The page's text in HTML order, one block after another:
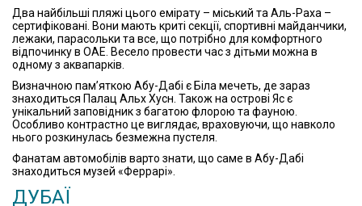
Два найбільші пляжі цього емірату – міський та Аль-Раха –
сертифіковані. Вони мають криті секції, спортивні майданчики,
лежаки, парасольки та все, що потрібно для комфортного
відпочинку в ОАЕ. Весело провести час з дітьми можна в
одному з аквапарків.
Визначною пам’яткою Абу-Дабі є Біла мечеть, де зараз
знаходиться Палац Альх Хусн. Також на острові Яс є
унікальний заповідник з багатою флорою та фауною.
Особливо контрастно це виглядає, враховуючи, що навколо
нього розкинулась безмежна пустеля.
Фанатам автомобілів варто знати, що саме в Абу-Дабі
знаходиться музей «Феррарі».
ДУБАЇ